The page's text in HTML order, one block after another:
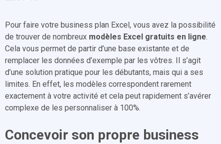
Pour faire votre business plan Excel, vous avez la possibilité
de trouver de nombreux modèles Excel gratuits en ligne.
Cela vous permet de partir d’une base existante et de
remplacer les données d’exemple par les vôtres. Il s’agit
d’une solution pratique pour les débutants, mais qui a ses
limites. En effet, les modèles correspondent rarement
exactement à votre activité et cela peut rapidement s’avérer
complexe de les personnaliser à 100%.
Concevoir son propre business